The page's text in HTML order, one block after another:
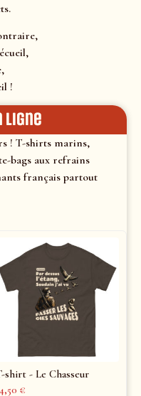
!
ligne
! T-shirts marins,
bags aux refrains
français partout
shirt - Le Chasseur
€